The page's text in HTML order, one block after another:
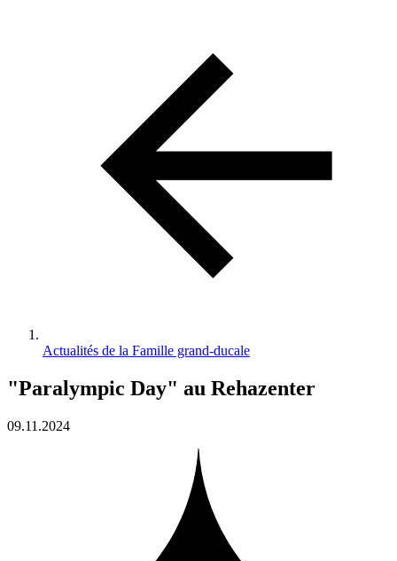
Actualités de la Famille grand-ducale
"Paralympic Day" au Rehazenter
09.11.2024